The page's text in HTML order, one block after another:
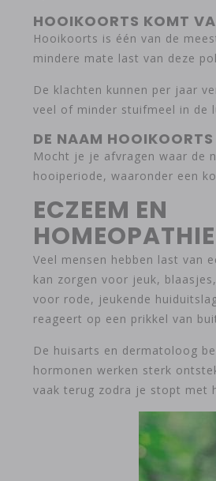
HOOIKOORTS KOMT
Hooikoorts is één van de
mindere mate last van deze
De klachten kunnen per jaar
veel of minder stuifmeel in de
DE NAAM HOOIKOORTS
Mocht je je afvragen waar de
hooiperiode, waaronder een
ECZEEM EN
HOMEOPATHIE
Veel mensen hebben last van
kan zorgen voor jeuk,
voor rode, jeukende
reageert op een prikkel van
De huisarts en dermatoloog
hormonen werken sterk
vaak terug zodra je stopt met